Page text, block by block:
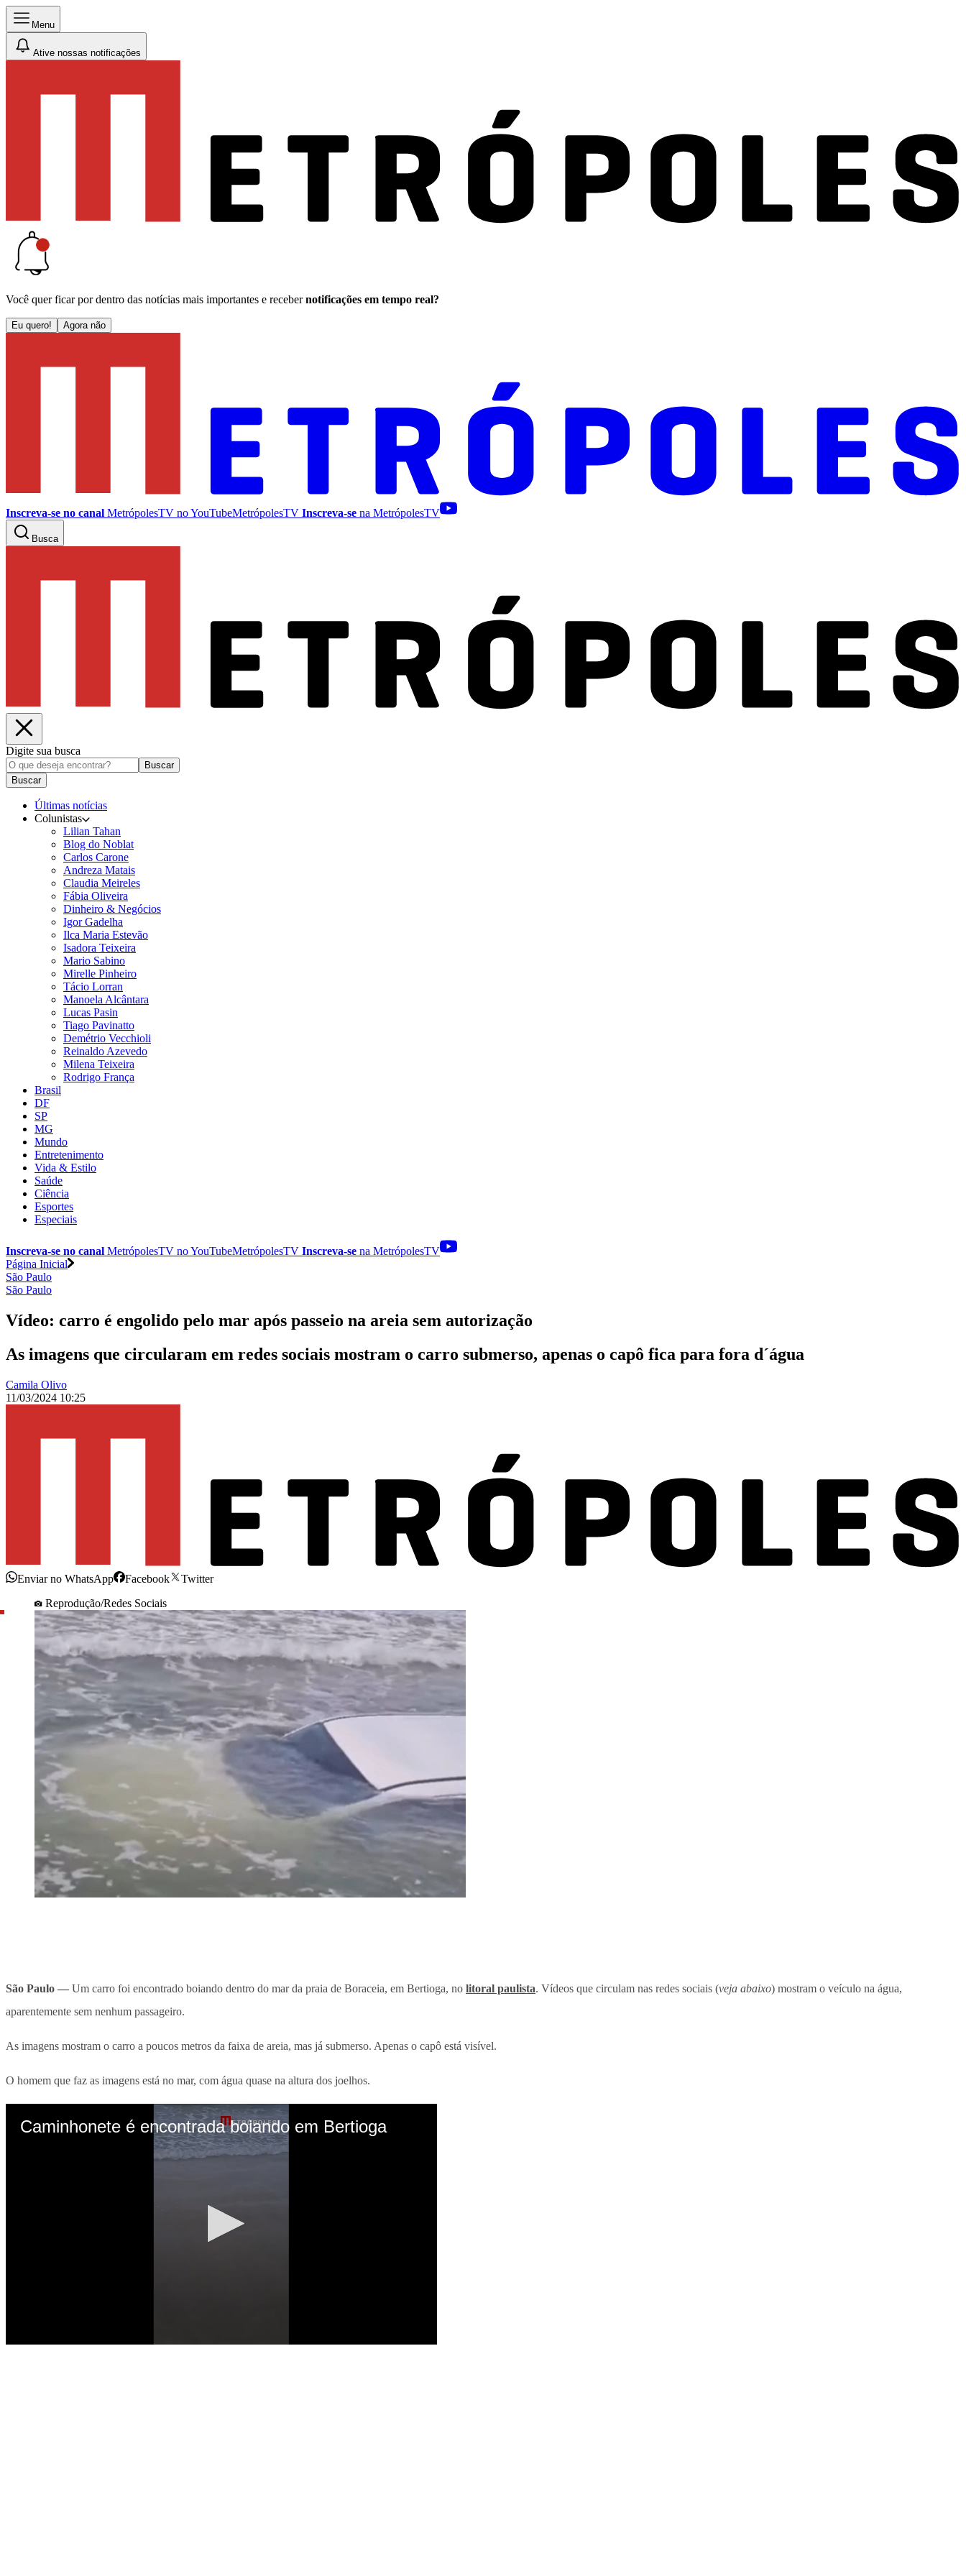
Menu
Ative nossas notificações
Você quer ficar por dentro das notícias mais importantes e receber notificações em tempo real?
Eu quero! Agora não
Inscreva-se no canal MetrópolesTV noYouTubeMetrópolesTV Inscreva-se na MetrópolesTV
Busca
Digite sua busca
Buscar
Buscar
Últimas notícias
Colunistas
Lilian Tahan
Blog do Noblat
Carlos Carone
Andreza Matais
Claudia Meireles
Fábia Oliveira
Dinheiro & Negócios
Igor Gadelha
Ilca Maria Estevão
Isadora Teixeira
Mario Sabino
Mirelle Pinheiro
Tácio Lorran
Manoela Alcântara
Lucas Pasin
Tiago Pavinatto
Demétrio Vecchioli
Reinaldo Azevedo
Milena Teixeira
Rodrigo França
Brasil
DF
SP
MG
Mundo
Entretenimento
Vida & Estilo
Saúde
Ciência
Esportes
Especiais
Inscreva-se no canal MetrópolesTV noYouTubeMetrópolesTV Inscreva-se na MetrópolesTV
Página Inicial
São Paulo
São Paulo
Vídeo: carro é engolido pelo mar após passeio na areia sem autorização
As imagens que circularam em redes sociais mostram o carro submerso, apenas o capô fica para fora d´água
Camila Olivo
11/03/2024 10:25
Enviar no WhatsApp Facebook
Twitter
Reprodução/Redes Sociais
São Paulo — Um carro foi encontrado boiando dentro do mar da praia de Boraceia, em Bertioga, no litoral paulista. Vídeos que circulam nas redes sociais (veja abaixo) mostram o veículo na água,
aparentemente sem nenhum passageiro.
As imagens mostram o carro a poucos metros da faixa de areia, mas já submerso. Apenas o capô está visível.
O homem que faz as imagens está no mar, com água quase na altura dos joelhos.